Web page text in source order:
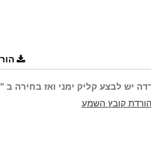
יש לבצע קליק ימני ואז בחירה
קובץ השמע